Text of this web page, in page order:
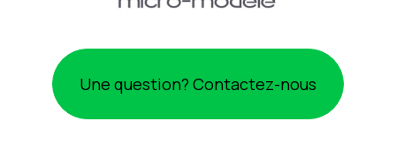
Une question? Contactez-nous